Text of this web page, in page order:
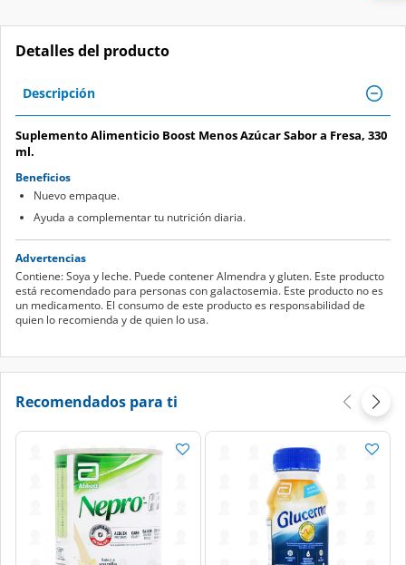
Detalles del producto
Descripción
Suplemento Alimenticio Boost Menos Azúcar Sabor a Fresa, 330
ml.
Beneficios
Nuevo empaque.
Ayuda a complementar tu nutrición diaria.
Advertencias
Contiene: Soya y leche. Puede contener Almendra y gluten. Este producto
está recomendado para personas con galactosemia. Este producto no es
un medicamento. El consumo de este producto es responsabilidad de
quien lo recomienda y de quien lo usa.
Recomendados para ti